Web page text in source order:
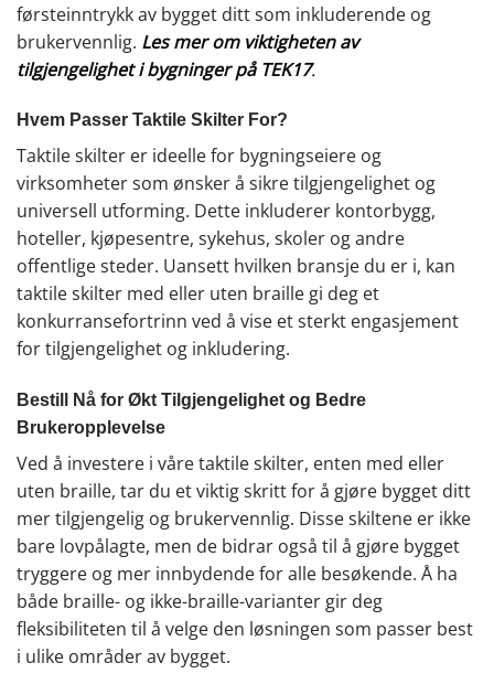
førsteinntrykk av bygget ditt som inkluderende og
brukervennlig. Les mer om viktigheten av
tilgjengelighet i bygninger på TEK17.
Hvem Passer Taktile Skilter For?
Taktile skilter er ideelle for bygningseiere og
virksomheter som ønsker å sikre tilgjengelighet og
universell utforming. Dette inkluderer kontorbygg,
hoteller, kjøpesentre, sykehus, skoler og andre
offentlige steder. Uansett hvilken bransje du er i, kan
taktile skilter med eller uten braille gi deg et
konkurransefortrinn ved å vise et sterkt engasjement
for tilgjengelighet og inkludering.
Bestill Nå for Økt Tilgjengelighet og Bedre
Brukeropplevelse
Ved å investere i våre taktile skilter, enten med eller
uten braille, tar du et viktig skritt for å gjøre bygget ditt
mer tilgjengelig og brukervennlig. Disse skiltene er ikke
bare lovpålagte, men de bidrar også til å gjøre bygget
tryggere og mer innbydende for alle besøkende. Å ha
både braille- og ikke-braille-varianter gir deg
fleksibiliteten til å velge den løsningen som passer best
i ulike områder av bygget.